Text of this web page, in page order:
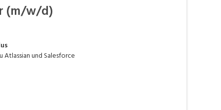
(m/w/d)
Atlassian und Salesforce